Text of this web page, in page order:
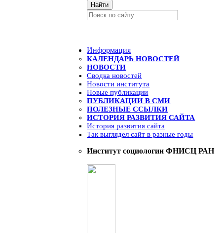
Найти
Информация
КАЛЕНДАРЬ НОВОСТЕЙ
НОВОСТИ
Сводка новостей
Новости института
Новые публикации
ПУБЛИКАЦИИ В СМИ
ПОЛЕЗНЫЕ ССЫЛКИ
ИСТОРИЯ РАЗВИТИЯ САЙТА
История развития сайта
Так выглядел сайт в разные годы
Институт социологии ФНИСЦ РАН